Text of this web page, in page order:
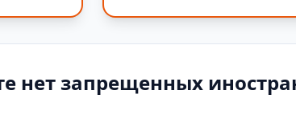
нет запрещенных